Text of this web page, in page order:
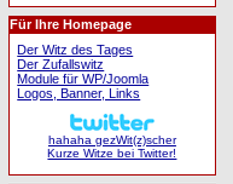
Für Ihre Homepage
Der Witz des Tages
Der Zufallswitz
Module für WP/Joomla
Logos, Banner, Links
hahaha gezWit(z)scher
Kurze Witze bei Twitter!